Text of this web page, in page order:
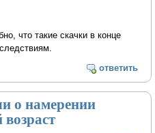
что такие скачки в конце
ответить
о намерении